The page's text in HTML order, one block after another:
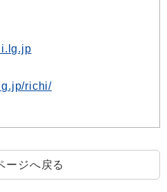
richi/
ージへ戻る